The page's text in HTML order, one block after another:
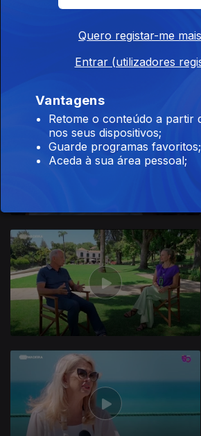
704159
Quero registar-me
Entrar (utilizadores
Vantagens
Retome o conteúdo a partir
nos seus dispositivos;
Guarde programas favoritos;
Aceda à sua área pessoal;